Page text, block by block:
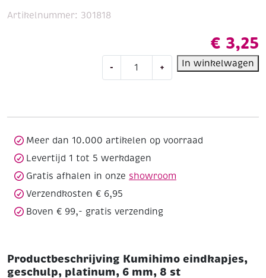
€ 3,25
-
eindkapjes,
8
+ In winkelwagen
Artikelnummer: 301818
Meer dan 10.000 artikelen op voorraad
Levertijd 1 tot 5 werkdagen
Gratis afhalen in onze showroom
Verzendkosten € 6,95
Boven € 99,- gratis verzending
Productbeschrijving Kumihimo eindkapjes,
geschulp, platinum, 6 mm, 8 st